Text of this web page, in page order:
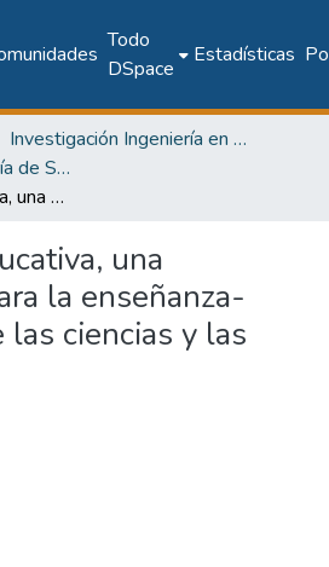
Todo
DSpace
Estadísticas
Investigación Ingeniería en computación e informática
Facultad de Ingeniería de Sistemas Computacionales
La robótica educativa, una herramienta para la enseñanza-aprendizaje de las ciencias y las tecnologías
una
la enseñanza-
las ciencias y las